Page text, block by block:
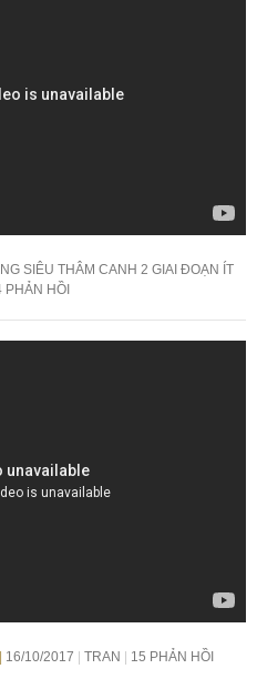
SIÊU THÂM CANH 2 GIAI ĐOẠN ÍT
PHẢN HỒI
16/10/2017 TRAN 15 PHẢN HỒI